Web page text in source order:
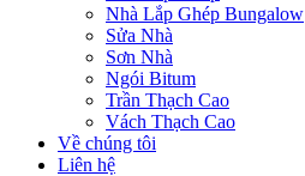
Nhà Lắp Ghép Bungalow
Sửa Nhà
Sơn Nhà
Ngói Bitum
Trần Thạch Cao
Vách Thạch Cao
Về chúng tôi
Liên hệ